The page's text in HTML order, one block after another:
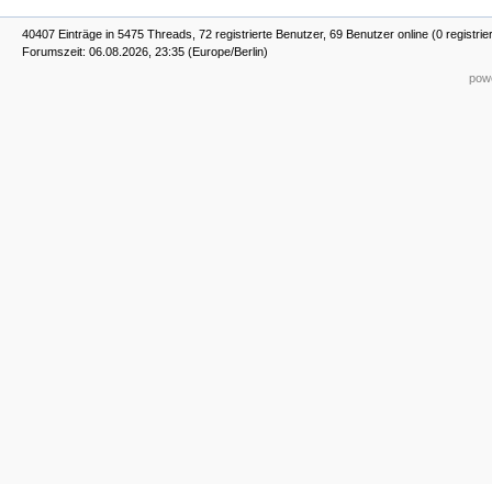
40407 Einträge in 5475 Threads, 72 registrierte Benutzer, 69 Benutzer online (0
Forumszeit: 06.08.2026, 23:35 (Europe/Berlin)